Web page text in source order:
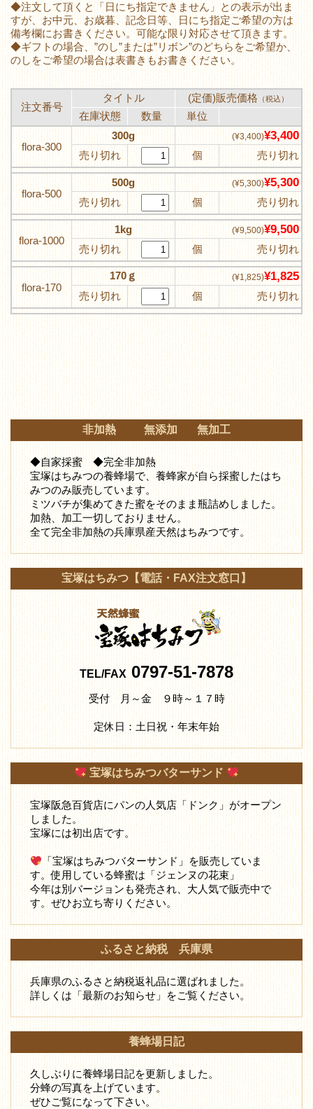
◆注文して頂くと「日にち指定できません」との表示が出ま
すが、お中元、お歳暮、記念日等、日にち指定ご希望の方は
備考欄にお書きください。可能な限り対応させて頂きます。
◆ギフトの場合、”のし”または”リボン”のどちらをご希望か、
のしをご希望の場合は表書きもお書きください。
注文番号
タイトル (定価)販売価格 （税込）
在庫状態 数量 単位
flora-300
300g (¥3,400)¥3,400
売り切れ 個 売り切れ
flora-500
500g (¥5,300)¥5,300
売り切れ 個 売り切れ
flora-1000
1kg (¥9,500)¥9,500
売り切れ 個 売り切れ
flora-170
170ｇ (¥1,825)¥1,825
売り切れ 個 売り切れ
非加熱 無添加 無加工
◆自家採蜜 ◆完全非加熱
宝塚はちみつの養蜂場で、養蜂家が自ら採蜜したはち
みつのみ販売しています。
ミツバチが集めてきた蜜をそのまま瓶詰めしました。
加熱、加工一切しておりません。
全て完全非加熱の兵庫県産天然はちみつです。
宝塚はちみつ【電話・FAX注文窓口】
TEL/FAX0797-51-7878
受付 月～金 ９時～１７時
定休日：土日祝・年末年始
宝塚はちみつバターサンド
宝塚阪急百貨店にパンの人気店「ドンク」がオープン
しました。
宝塚には初出店です。
「宝塚はちみつバターサンド」を販売していま
す。使用している蜂蜜は「ジェンヌの花束」
今年は別バージョンも発売され、大人気で販売中で
す。ぜひお立ち寄りください。
ふるさと納税 兵庫県
兵庫県のふるさと納税返礼品に選ばれました。
詳しくは「最新のお知らせ」をご覧ください。
養蜂場日記
久しぶりに養蜂場日記を更新しました。
分蜂の写真を上げています。
ぜひご覧になって下さい。